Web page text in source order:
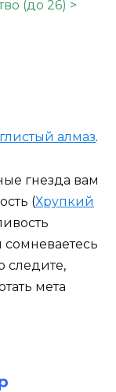
(до 26) >
алмаз.
гнезда вам
(Хрупкий
сомневаетесь
следите,
мета